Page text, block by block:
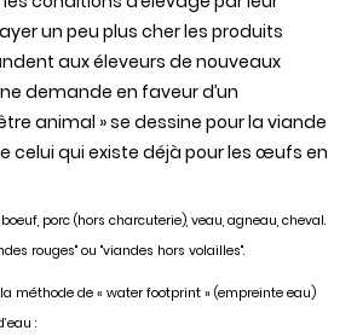
un peu plus cher les produits
aux éleveurs de nouveaux
demande en faveur d’un
animal » se dessine pour la viande
celui qui existe déjà pour les œufs en
porc (hors charcuterie), veau, agneau, cheval.
rouges" ou "viandes hors volailles".
méthode de « water footprint » (empreinte eau)
: